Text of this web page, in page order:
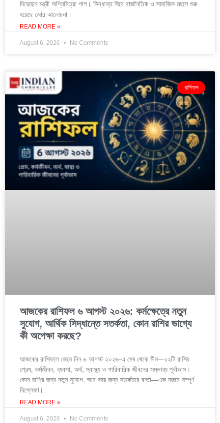
দিয়েছেন মন্ত্রী অগ্নিমিত্রা পাল। সিদ্ধান্ত ঘিরে রাজনৈতিক ও সামাজিক মহলে শুরু
হয়েছে জোর আলোচনা।
READ MORE »
August 6, 2026 No Comments
রাশিফল
আজকের রাশিফল ৬ আগস্ট ২০২৬: কর্মক্ষেত্রে নতুন
সুযোগ, আর্থিক সিদ্ধান্তে সতর্কতা, কোন রাশির ভাগ্যে
কী অপেক্ষা করছে?
আজকের রাশিফলে জেনে নিন ৬ আগস্ট ২০২৬-এ মেষ থেকে মীন—১২টি রাশির
প্রেম, কর্মজীবন, ব্যবসা, অর্থ, স্বাস্থ্য ও পারিবারিক জীবনের সম্ভাব্য পূর্বাভাস।
কোন রাশির জন্য নতুন সুযোগ, আর কার জন্য সতর্কতার বার্তা—এক নজরে সম্পূর্ণ
বিশ্লেষণ।
READ MORE »
August 6, 2026 No Comments